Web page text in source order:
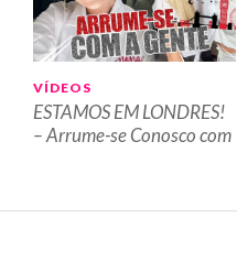
VÍDEOS
ESTAMOS EM LONDRES!
– Arrume-se Conosco com